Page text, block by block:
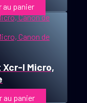
au panier
l Micro,
au panier